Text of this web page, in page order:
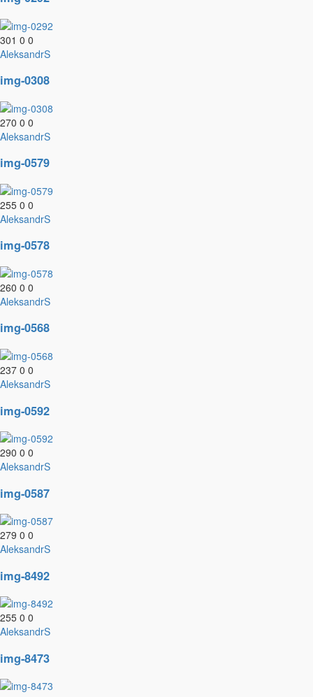
301 0 0
AleksandrS
img-0308
270 0 0
AleksandrS
img-0579
255 0 0
AleksandrS
img-0578
260 0 0
AleksandrS
img-0568
237 0 0
AleksandrS
img-0592
290 0 0
AleksandrS
img-0587
279 0 0
AleksandrS
img-8492
255 0 0
AleksandrS
img-8473